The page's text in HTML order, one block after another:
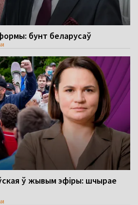
бунт беларусаў
ў жывым эфіры: шчырае